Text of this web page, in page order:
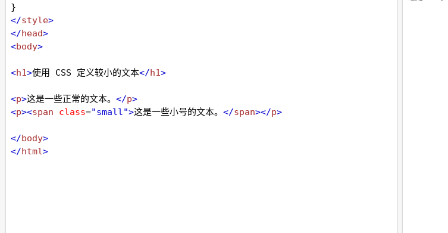
}
</style>
</head>
<body>
<h1>使用 CSS 定义较小的文本</h1>
<p>这是一些正常的文本。 </p>
<p><span class="small">这是一些小号的文本。 </span></p>
</body>
</html>